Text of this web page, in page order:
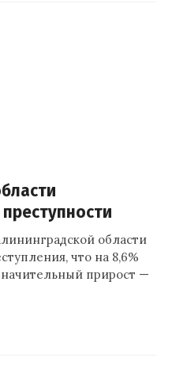
области
что на 8,6%
прирост —